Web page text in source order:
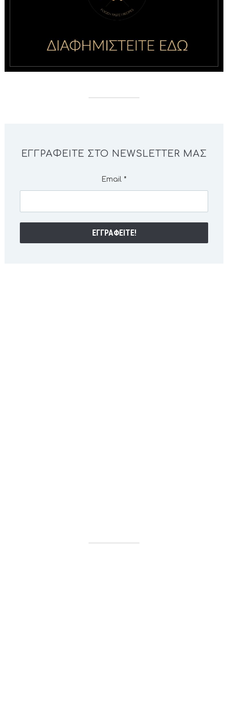
ΕΓΓΡΑΦΕΊΤΕ ΣΤΟ NEWSLETTER ΜΑΣ
Email *